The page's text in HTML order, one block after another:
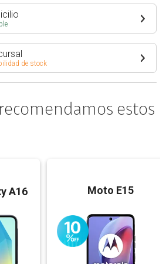
de stock
estos
A16 Moto E15